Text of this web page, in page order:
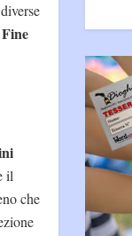
Fine
il
che